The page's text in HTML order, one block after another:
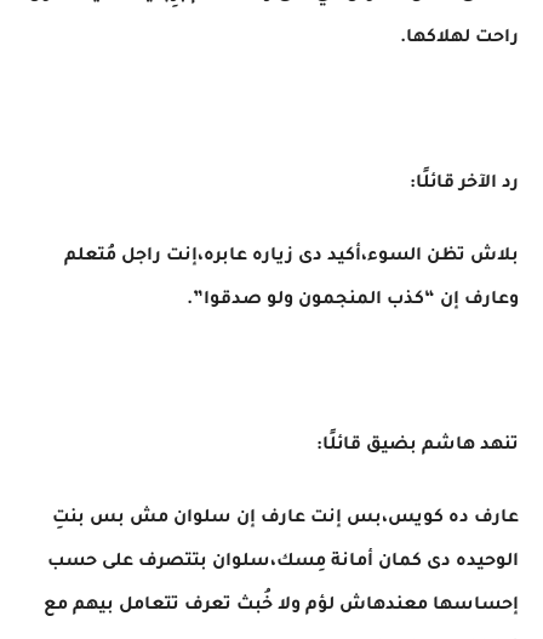
راحت لهلاكها.
رد الآخر قائلًا:
بلاش تظن السوء،أكيد دى زياره عابره،إنت راجل مُتعلم
وعارف إن “كذب المنجمون ولو صدقوا”.
تنهد هاشم بضيق قائلًا:
عارف ده كويس،بس إنت عارف إن سلوان مش بس بنتِ
الوحيده دى كمان أمانة مِسك،سلوان بتتصرف على حسب
إحساسها معندهاش لؤم ولا خُبث تعرف تتعامل بيهم مع